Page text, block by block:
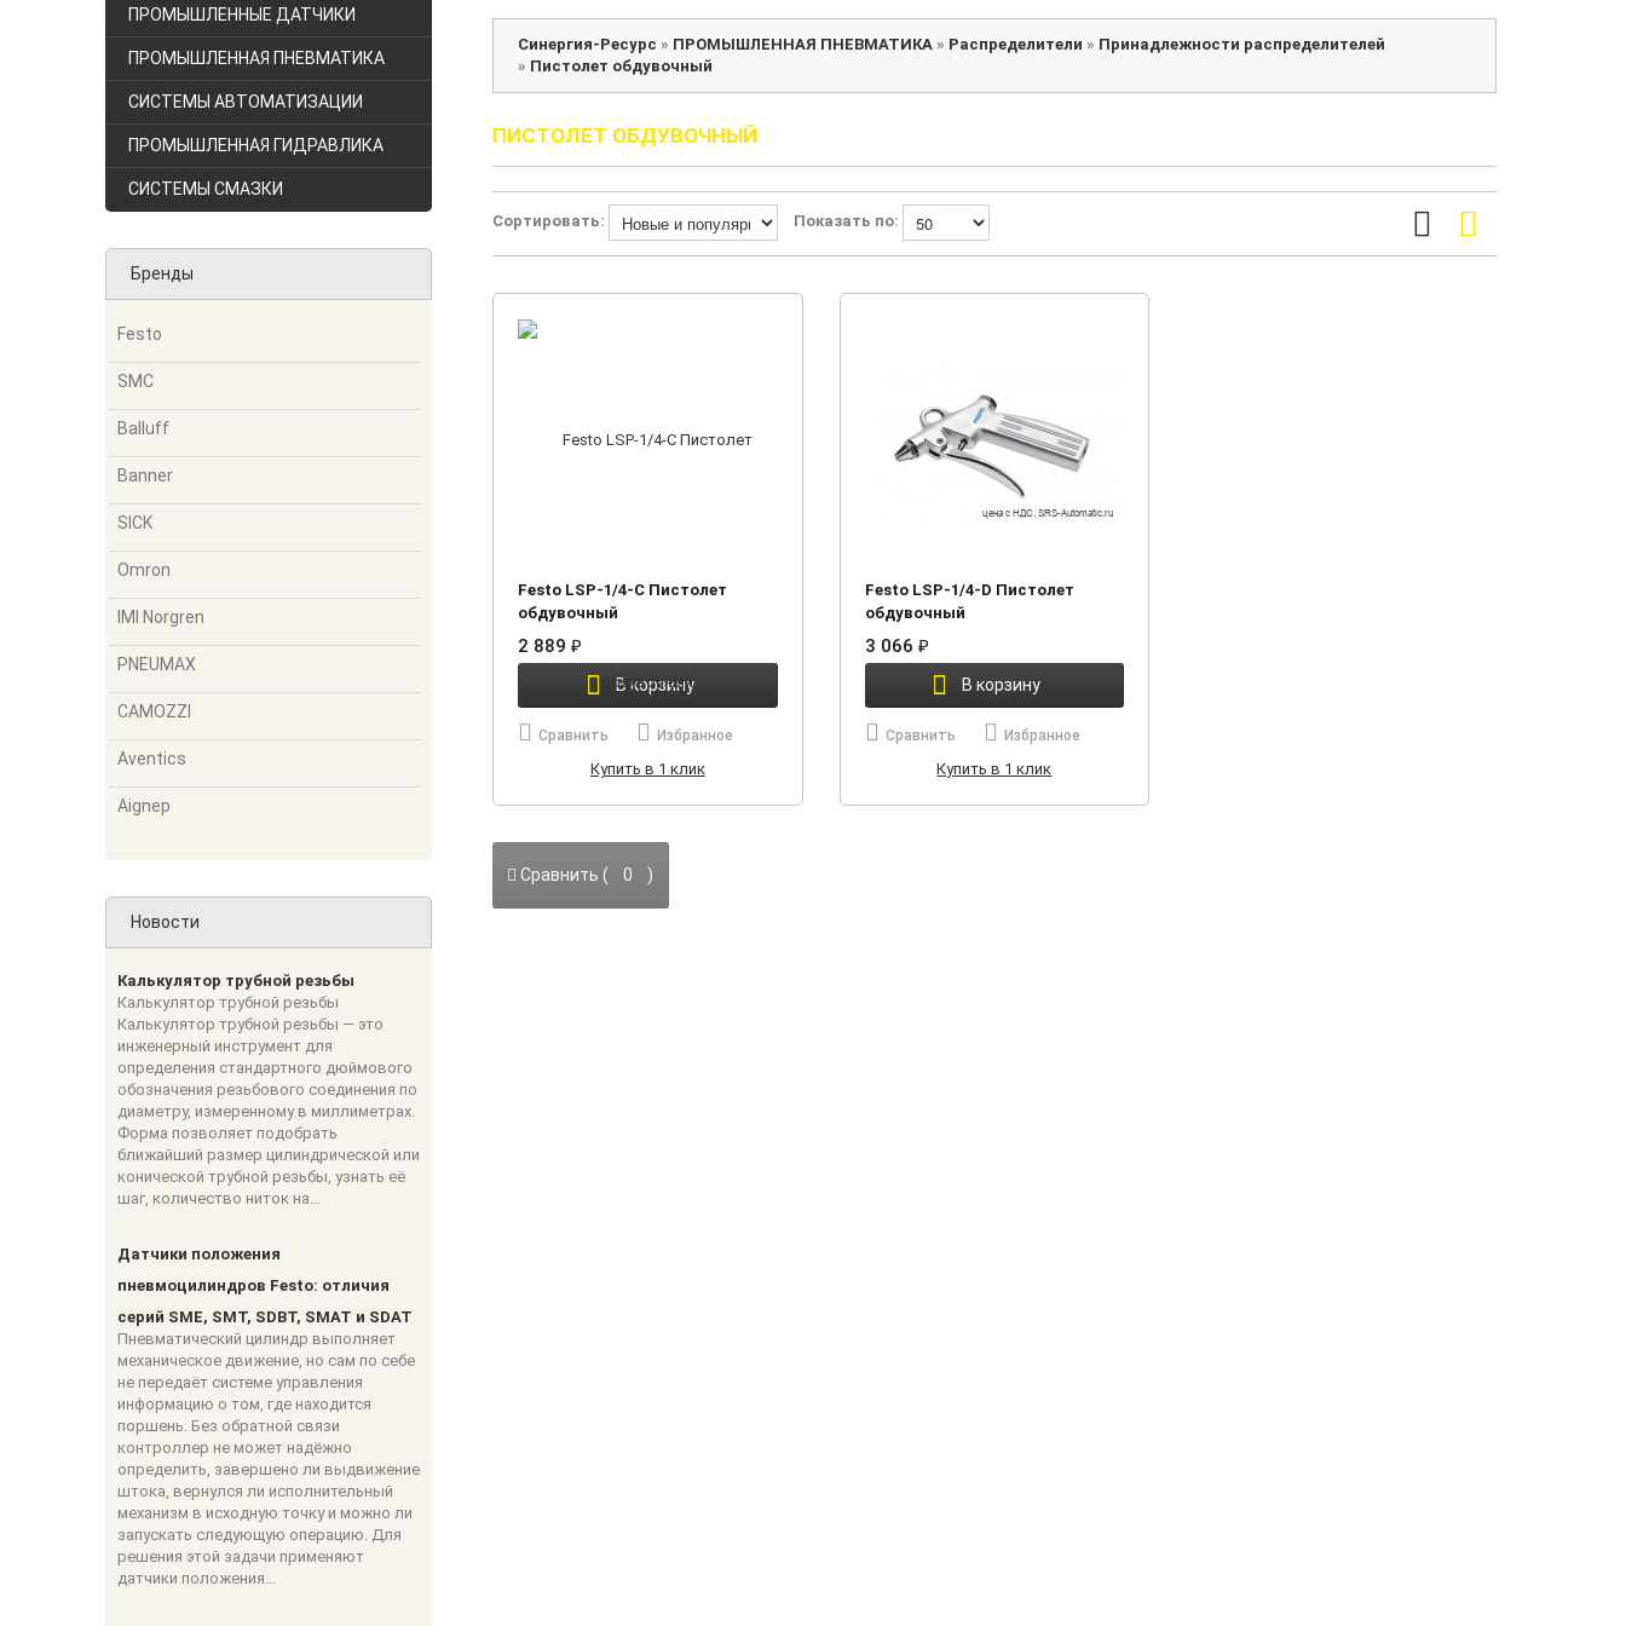
ПРОМЫШЛЕННЫЕ ДАТЧИКИ
ПРОМЫШЛЕННАЯ ПНЕВМАТИКА
СИСТЕМЫ АВТОМАТИЗАЦИИ
ПРОМЫШЛЕННАЯ ГИДРАВЛИКА
СИСТЕМЫ СМАЗКИ
Бренды
Festo
SMC
Balluff
Banner
SICK
Omron
IMI Norgren
PNEUMAX
CAMOZZI
Aventics
Aignep
Новости
Калькулятор трубной резьбы
Калькулятор трубной резьбы
Калькулятор трубной резьбы — это
инженерный инструмент для
определения стандартного дюймового
обозначения резьбового соединения по
диаметру, измеренному в миллиметрах.
Форма позволяет подобрать
ближайший размер цилиндрической или
конической трубной резьбы, узнать её
шаг, количество ниток на...
Датчики положения
пневмоцилиндров Festo: отличия
серий SME, SMT, SDBT, SMAT и SDAT
Пневматический цилиндр выполняет
механическое движение, но сам по себе
не передаёт системе управления
информацию о том, где находится
поршень. Без обратной связи
контроллер не может надёжно
определить, завершено ли выдвижение
штока, вернулся ли исполнительный
механизм в исходную точку и можно ли
запускать следующую операцию. Для
решения этой задачи применяют
датчики положения...
Синергия-Ресурс » ПРОМЫШЛЕННАЯ ПНЕВМАТИКА » Распределители » Принадлежности распределителей
» Пистолет обдувочный
ПИСТОЛЕТ ОБДУВОЧНЫЙ
Сортировать: Показать по:
Festo LSP-1/4-C Пистолет
обдувочный
2 889 ₽
В корзину
Сравнить Избранное
Купить в 1 клик
Festo LSP-1/4-D Пистолет
обдувочный
3 066 ₽
В корзину
Сравнить Избранное
Купить в 1 клик
Сравнить ( 0 )